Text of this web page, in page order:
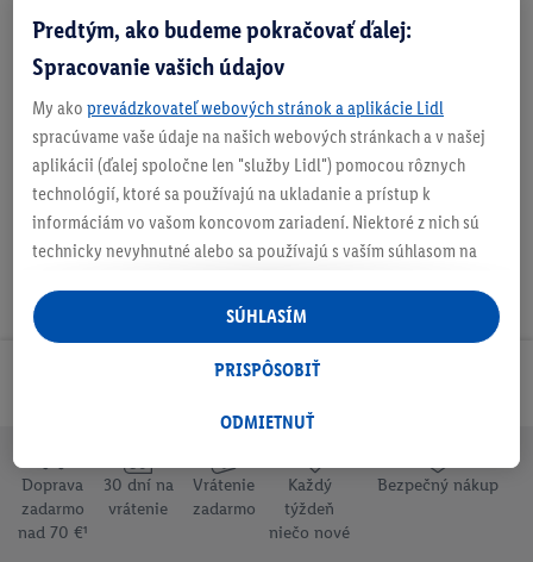
alebo opracovaných drevených hrán a lakovaného dreva
Na stiahnutie
Odoberaj Newsletter!
Doprava
zadarmo
nad 70 €¹
30 dní na
vrátenie
Vrátenie
zadarmo
Každý
týždeň
niečo nové
Bezpečný nákup
Predtým, ako budeme pokračovať ďalej:
Spracovanie vašich údajov
My ako prevádzkovateľ webových stránok a aplikácie Lidl
spracúvame vaše údaje na našich webových stránkach a v našej
aplikácii (ďalej spoločne len "služby Lidl") pomocou rôznych
technológií, ktoré sa používajú na ukladanie a prístup k
informáciám vo vašom koncovom zariadení. Niektoré z nich sú
technicky nevyhnutné alebo sa používajú s vaším súhlasom na
personalizovanú reklamu v rámci služieb Lidl aj mimo nich. Ak
ste účastníkom programu Lidl Plus, na tieto účely sa spracúvajú
aj údaje z vášho nákupného správania v obchode.
následne si vytvoríte účet Lidl Plus alebo sa prihlásite do svojho
tiež vytvoriť špeciálny online identifikátor z e-mailovej adresy,
ktorú tam uvediete, aby sme vás mohli rozpoznať v službách
prevádzkovaných tretími stranami a zobrazovať vám
ODMIETNUŤ
PRISPÔSOBIŤ
SÚHLASÍM